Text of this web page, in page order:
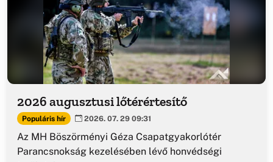
2026 augusztusi lőtérértesítő
Populáris hír 2026. 07. 29 09:31
Az MH Böszörményi Géza Csapatgyakorlótér
Parancsnokság kezelésében lévő honvédségi